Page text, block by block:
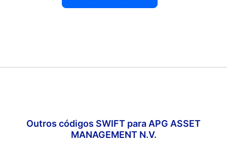
Outros códigos SWIFT para APG ASSET
MANAGEMENT N.V.